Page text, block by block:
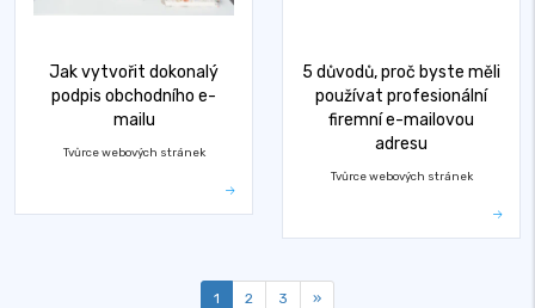
Jak vytvořit dokonalý
podpis obchodního e-
mailu
Tvůrce webových stránek
5 důvodů, proč byste měli
používat profesionální
firemní e-mailovou
adresu
Tvůrce webových stránek
1 2 3 »